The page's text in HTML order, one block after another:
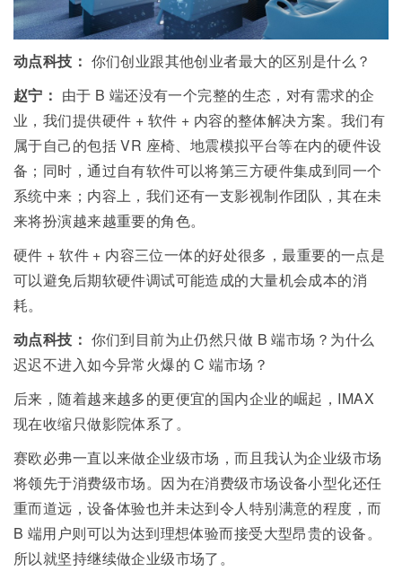
动点科技： 你们创业跟其他创业者最大的区别是什么？
赵宁： 由于 B 端还没有一个完整的生态，对有需求的企
业，我们提供硬件 + 软件 + 内容的整体解决方案。我们有
属于自己的包括VR 座椅、地震模拟平台等在内的硬件设
备；同时，通过自有软件可以将第三方硬件集成到同一个
系统中来；内容上，我们还有一支影视制作团队，其在未
来将扮演越来越重要的角色。
硬件 + 软件 + 内容三位一体的好处很多，最重要的一点是
可以避免后期软硬件调试可能造成的大量机会成本的消
耗。
动点科技： 你们到目前为止仍然只做 B 端市场？为什么
迟迟不进入如今异常火爆的 C 端市场？
后来，随着越来越多的更便宜的国内企业的崛起，IMAX
现在收缩只做影院体系了。
赛欧必弗一直以来做企业级市场，而且我认为企业级市场
将领先于消费级市场。因为在消费级市场设备小型化还任
重而道远，设备体验也并未达到令人特别满意的程度，而
B 端用户则可以为达到理想体验而接受大型昂贵的设备。
所以就坚持继续做企业级市场了。